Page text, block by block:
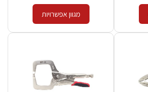
מגוון אפשרויות